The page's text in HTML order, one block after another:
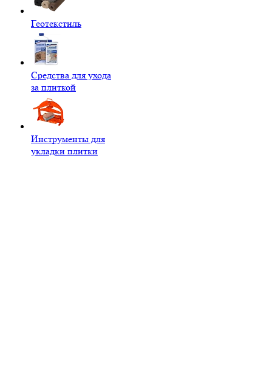
Геотекстиль
Средства для ухода
за плиткой
Инструменты для
укладки плитки